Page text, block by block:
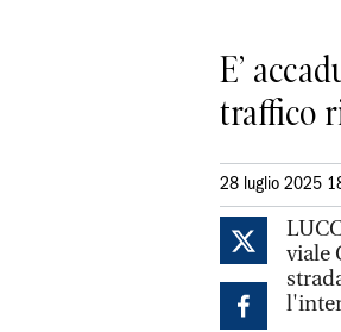
E’
traffico
28 luglio 2025
viale